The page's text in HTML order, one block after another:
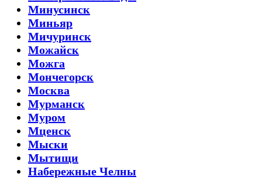
Минусинск
Миньяр
Мичуринск
Можайск
Можга
Мончегорск
Москва
Мурманск
Муром
Мценск
Мыски
Мытищи
Набережные Челны